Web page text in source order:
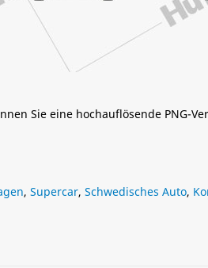
Sie eine hochauflösende PNG-
, Supercar, Schwedisches Auto,